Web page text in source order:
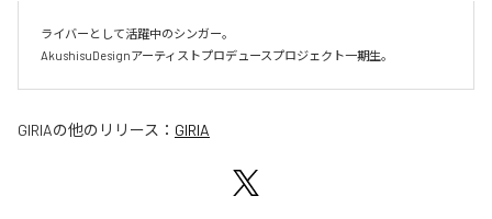
ライバーとして活躍中のシンガー。
AkushisuDesignアーティストプロデュースプロジェクト一期生。
GIRIAの他のリリース： GIRIA